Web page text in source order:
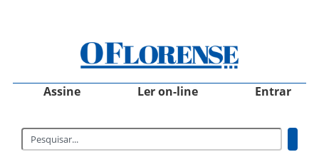
Assine Ler on-line Entrar